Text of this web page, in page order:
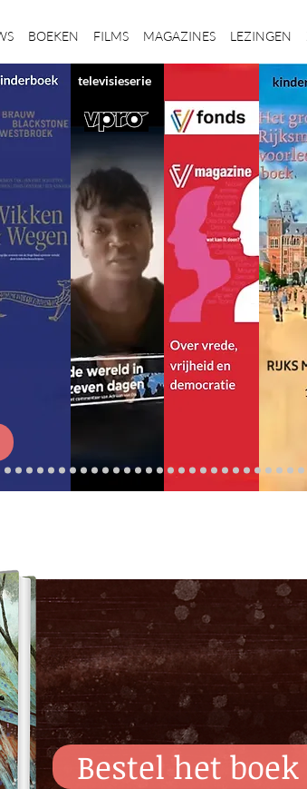
BOEKEN FILMS MAGAZINES LEZINGEN
televisieserie
Bestel het